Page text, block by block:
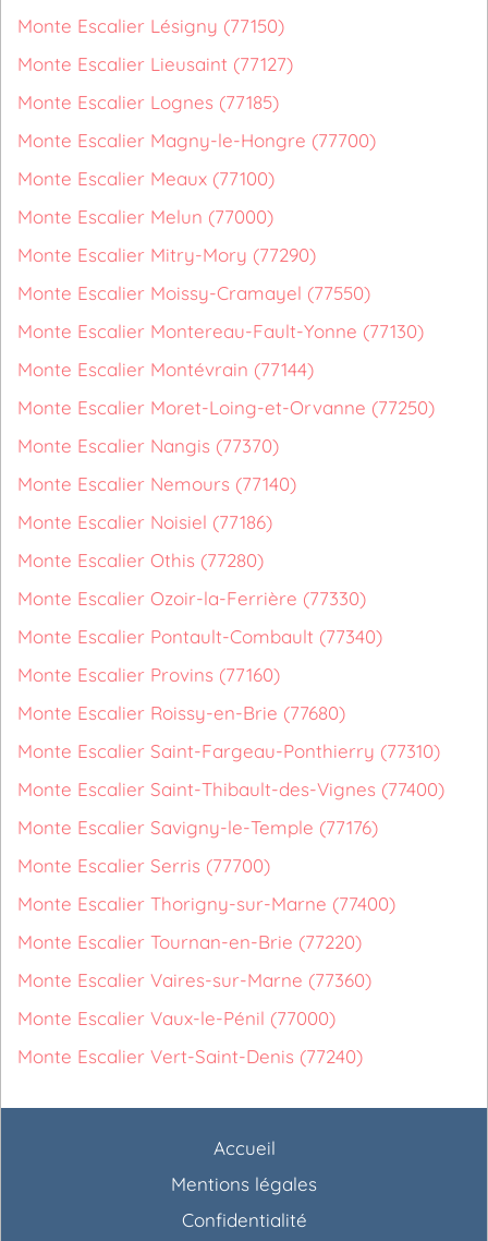
Monte Escalier Lésigny (77150)
Monte Escalier Lieusaint (77127)
Monte Escalier Lognes (77185)
Monte Escalier Magny-le-Hongre (77700)
Monte Escalier Meaux (77100)
Monte Escalier Melun (77000)
Monte Escalier Mitry-Mory (77290)
Monte Escalier Moissy-Cramayel (77550)
Monte Escalier Montereau-Fault-Yonne (77130)
Monte Escalier Montévrain (77144)
Monte Escalier Moret-Loing-et-Orvanne (77250)
Monte Escalier Nangis (77370)
Monte Escalier Nemours (77140)
Monte Escalier Noisiel (77186)
Monte Escalier Othis (77280)
Monte Escalier Ozoir-la-Ferrière (77330)
Monte Escalier Pontault-Combault (77340)
Monte Escalier Provins (77160)
Monte Escalier Roissy-en-Brie (77680)
Monte Escalier Saint-Fargeau-Ponthierry (77310)
Monte Escalier Saint-Thibault-des-Vignes (77400)
Monte Escalier Savigny-le-Temple (77176)
Monte Escalier Serris (77700)
Monte Escalier Thorigny-sur-Marne (77400)
Monte Escalier Tournan-en-Brie (77220)
Monte Escalier Vaires-sur-Marne (77360)
Monte Escalier Vaux-le-Pénil (77000)
Monte Escalier Vert-Saint-Denis (77240)
Accueil
Mentions légales
Confidentialité